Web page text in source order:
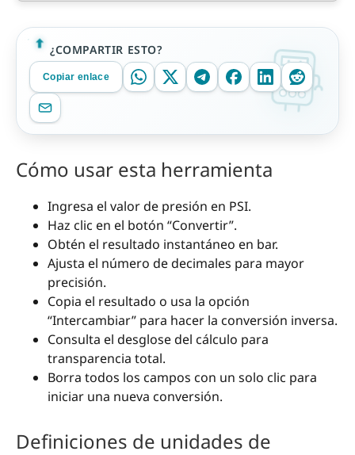
¿COMPARTIR ESTO?
Copiar enlace
Cómo usar esta herramienta
Ingresa el valor de presión en PSI.
Haz clic en el botón “Convertir”.
Obtén el resultado instantáneo en bar.
Ajusta el número de decimales para mayor
precisión.
Copia el resultado o usa la opción
“Intercambiar” para hacer la conversión inversa.
Consulta el desglose del cálculo para
transparencia total.
Borra todos los campos con un solo clic para
iniciar una nueva conversión.
Definiciones de unidades de